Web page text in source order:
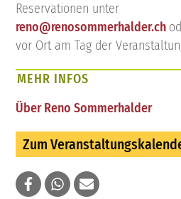
Reservationen unter
reno@renosommerhalder.ch
vor Ort am Tag der
MEHR INFOS
Über Reno Sommerhalder
Zum